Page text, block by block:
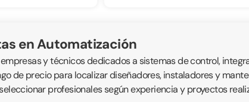
en Automatización
y técnicos dedicados a sistemas de control,
de precio para localizar diseñadores, instaladores y
profesionales según experiencia y proyectos